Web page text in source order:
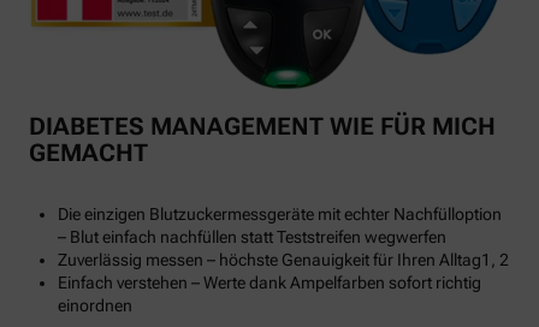
DIABETES MANAGEMENT WIE FÜR MICH
GEMACHT
Die einzigen Blutzuckermessgeräte mit echter Nachfülloption
– Blut einfach nachfüllen statt Teststreifen wegwerfen
Zuverlässig messen – höchste Genauigkeit für Ihren Alltag1, 2
Einfach verstehen – Werte dank Ampelfarben sofort richtig
einordnen